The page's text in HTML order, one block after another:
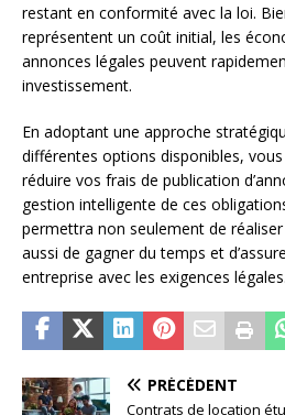
restant en conformité avec la loi.
représentent un coût initial, les
annonces légales peuvent
investissement.
En adoptant une approche
différentes options disponibles,
réduire vos frais de publication
gestion intelligente de ces
permettra non seulement de
aussi de gagner du temps et
entreprise avec les exigences légales.
PRÉCÉDENT
Contrats de location